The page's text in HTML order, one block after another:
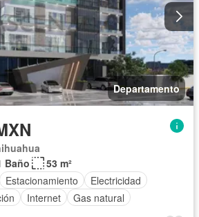
Departamento
Baño
53 m²
Estacionamiento
Electricidad
Internet
Gas natural